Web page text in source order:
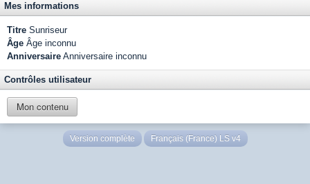
Mes informations
Titre Sunriseur
Âge Âge inconnu
Anniversaire Anniversaire inconnu
Contrôles utilisateur
Mon contenu
Version complète Français (France) LS v4